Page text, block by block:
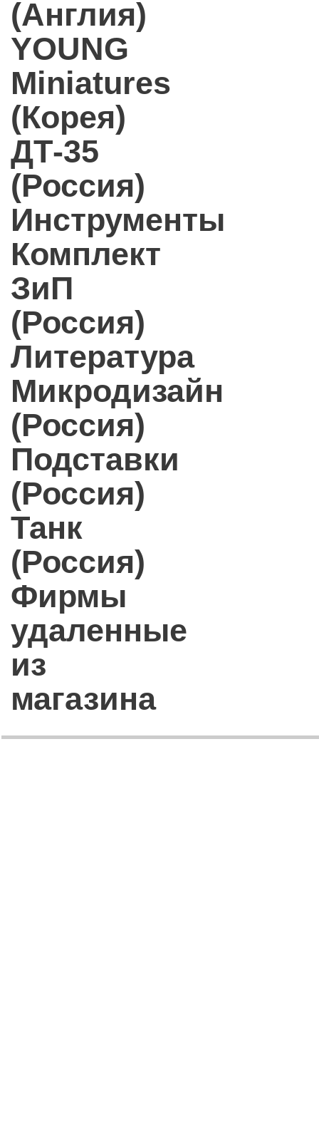
(Англия)
YOUNG
Miniatures
(Корея)
ДТ-35
(Россия)
Инструменты
Комплект
ЗиП
(Россия)
Литература
Микродизайн
(Россия)
Подставки
(Россия)
Танк
(Россия)
Фирмы
удаленные
из
магазина